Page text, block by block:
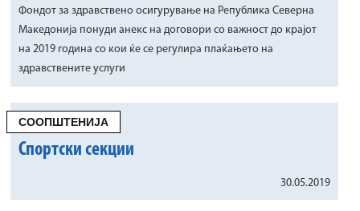
Фондот за здравствено осигурување на Република Северна
Македонија понуди анекс на договори со важност до крајот
на 2019 година со кои ќе се регулира плаќањето на
здравствените услуги
СООПШТЕНИЈА
Спортски секции
30.05.2019